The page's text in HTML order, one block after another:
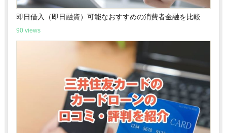
即日借入（即日融資）可能なおすすめの消費者金融を比較
90 views